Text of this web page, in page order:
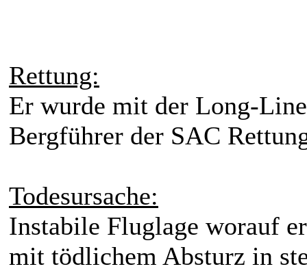
Rettung:
Er wurde mit der Long-
Bergführer der SAC
Todesursache:
Instabile Fluglage worauf
mit tödlichem Absturz in